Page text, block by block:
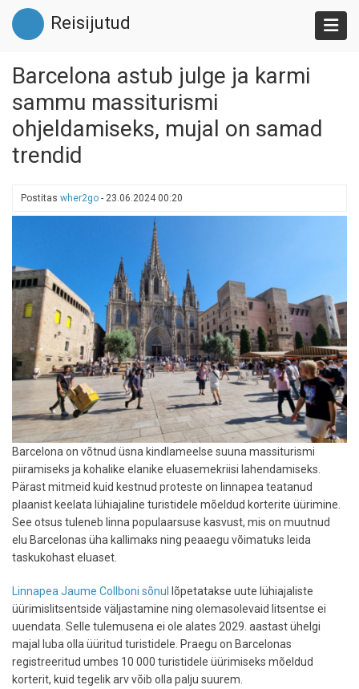
Liigu
edasi
põhisisu
Reisijutud
Barcelona astub julge ja karmi
sammu massiturismi
ohjeldamiseks, mujal on samad
trendid
Postitas wher2go - 23.06.2024 00:20
Barcelona on võtnud üsna kindlameelse suuna massiturismi
piiramiseks ja kohalike elanike eluasemekriisi lahendamiseks.
Pärast mitmeid kuid kestnud proteste on linnapea teatanud
plaanist keelata lühiajaline turistidele mõeldud korterite üürimine.
See otsus tuleneb linna populaarsuse kasvust, mis on muutnud
elu Barcelonas üha kallimaks ning peaaegu võimatuks leida
taskukohast eluaset.
Linnapea Jaume Collboni sõnul
lõpetatakse uute lühiajaliste
üürimislitsentside väljastamine ning olemasolevaid litsentse ei
uuendata. Selle tulemusena ei ole alates 2029. aastast ühelgi
majal luba olla üüritud turistidele. Praegu on Barcelonas
registreeritud umbes 10 000 turistidele üürimiseks mõeldud
korterit, kuid tegelik arv võib olla palju suurem.